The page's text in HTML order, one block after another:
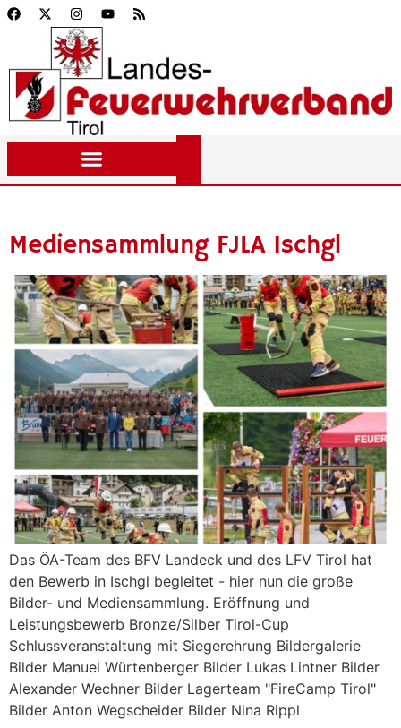
Mediensammlung FJLA Ischgl
Das ÖA-Team des BFV Landeck und des LFV Tirol hat
den Bewerb in Ischgl begleitet - hier nun die große
Bilder- und Mediensammlung. Eröffnung und
Leistungsbewerb Bronze/Silber Tirol-Cup
Schlussveranstaltung mit Siegerehrung Bildergalerie
Bilder Manuel Würtenberger Bilder Lukas Lintner Bilder
Alexander Wechner Bilder Lagerteam "FireCamp Tirol"
Bilder Anton Wegscheider Bilder Nina Rippl